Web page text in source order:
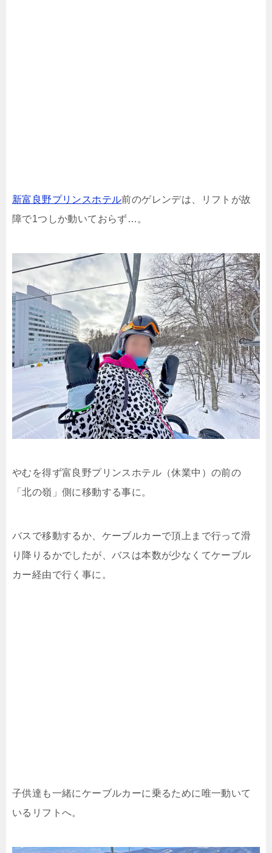
新富良野プリンスホテル前のゲレンデは、リフトが故
障で1つしか動いておらず…。
やむを得ず富良野プリンスホテル（休業中）の前の
「北の嶺」側に移動する事に。
バスで移動するか、ケーブルカーで頂上まで行って滑
り降りるかでしたが、バスは本数が少なくてケーブル
カー経由で行く事に。
子供達も一緒にケーブルカーに乗るために唯一動いて
いるリフトへ。